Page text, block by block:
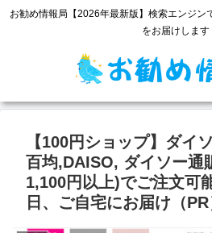
お勧め情報局【2026年最新版】検索エンジン
をお届けします
【100円ショップ】ダイ
百均,DAISO, ダイソー通
1,100円以上)でご注文可
日、ご自宅にお届け（PR